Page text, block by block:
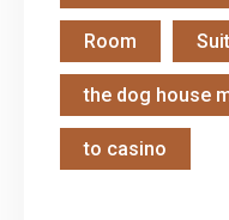
Room
the dog house
to casino